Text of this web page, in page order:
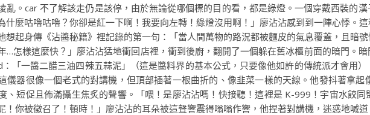
亂。car 不了解該走仍是該停，由於無論從哪個標的目的看，都是綠燈。一個穿戴西裝的
什麼咕嚕咕嚕？你卻是紅一下啊！我要向左轉！綠燈沒用啊！」廖沾沾感到到一陣心悸。
想起身傳《沾醬秘籍》裡記錄的第一句：「當人間萬物的路況都被麵皮的氣息覆蓋，且暗
…怎樣這麼快？」廖沾沾猛地衝回店裡，衝到後廚，翻開了一個躲在舊冰櫃前面的暗門。
「一醬二醋三油四辣五蒜泥」（這是醬料界的基本公式，只要像他如許的傳統派才會用
儀器很像一個老式的對講機，但頂部插著一根曲折的、像韭菜一樣的天線。他發抖著拿
、短促且佈滿攝生焦炙的聲響。「喂！是廖沾沾嗎！快接聽！這裡是 K-999！宇宙水餃
！你被徵召了！頓時！」廖沾沾的耳朵被這聲響震得嗡嗡作響，他捏著對講機，迷惑地喊